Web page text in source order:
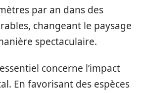
par an dans des
changeant le paysage
spectaculaire.
concerne l’impact
En favorisant des espèces